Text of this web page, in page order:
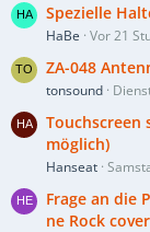
Spezielle
HaBe Vor 21
ZA-048
tonsound
Touchscreen
möglich)
Hanseat
Frage an die
ne Rock